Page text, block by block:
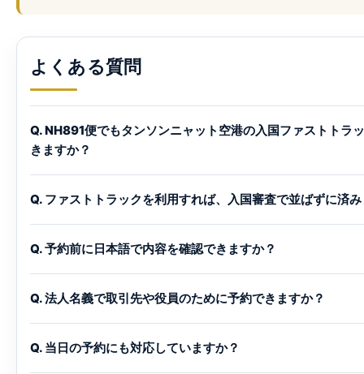
よくある質問
Q. NH891便でもタンソンニャット空港の入国ファストトラ
きますか？
Q. ファストトラックを利用すれば、入国審査で並ばずに済
Q. 予約前に日本語で内容を確認できますか？
Q. 法人名義で取引先や役員のために予約できますか？
Q. 当日の予約にも対応していますか？